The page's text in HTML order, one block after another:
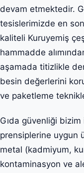
devam etmektedir.
tesislerimizde en
kaliteli Kuruyemiş
hammadde
aşamada titizlikle
besin değerlerini
ve paketleme
Gıda güvenliği
prensiplerine uygun
metal (kadmiyum,
kontaminasyon ve